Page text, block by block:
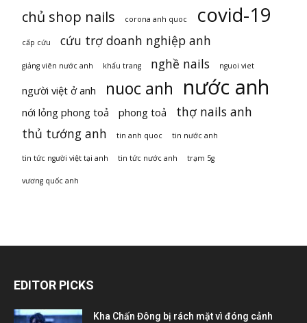
chủ shop nails corona anh quoc covid-19
cấp cứu cứu trợ doanh nghiệp anh
giảng viên nước anh khẩu trang nghề nails nguoi viet
người việt ở anh nuoc anh nước anh
nới lỏng phong toả phong toả
thợ nails anh
thủ tướng anh
tin anh quoc tin nước anh
tin tức người việt tại anh tin tức nước anh trạm 5g
vương quốc anh
EDITOR PICKS
Kha Chấn Đông bị rách mặt vì đóng cảnh